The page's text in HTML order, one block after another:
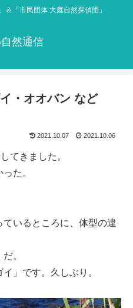
＆「市民団体 大庭自然探偵団」
然通信
・オオバン など
2021.10.07 2021.10.06
てきました。
た。
いるところに、体型の違
。
」です。久しぶり。